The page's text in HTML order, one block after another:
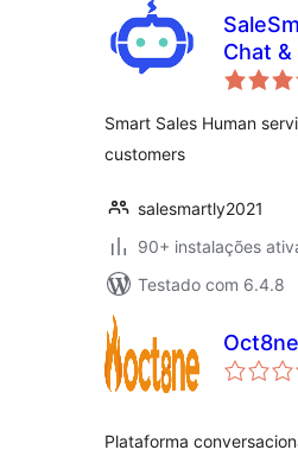
Chat
Smart Sales Human
customers
salesmartly2021
90+ instalações
Testado com 6.4.8
Oct8ne
Plataforma